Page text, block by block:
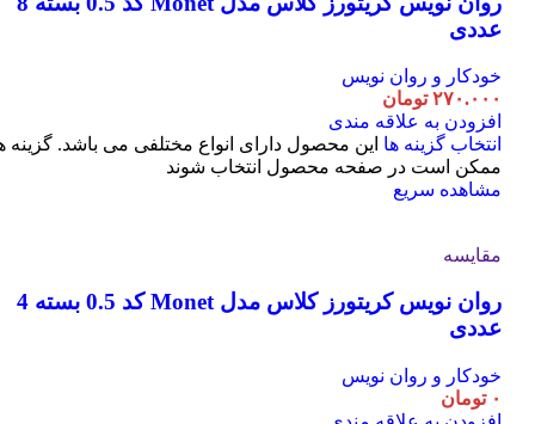
عددی
خودکار و روان نویس
۲۷۰.۰۰۰ تومان
افزودن به علاقه مندی
انتخاب گزینه ها این محصول دارای انواع مختلفی می باشد. گزینه
ممکن است در صفحه محصول انتخاب شوند
مشاهده سریع
مقایسه
روان نویس کریتورز کلاس مدل Monet کد 0.5 بسته 4
عددی
خودکار و روان نویس
۰ تومان